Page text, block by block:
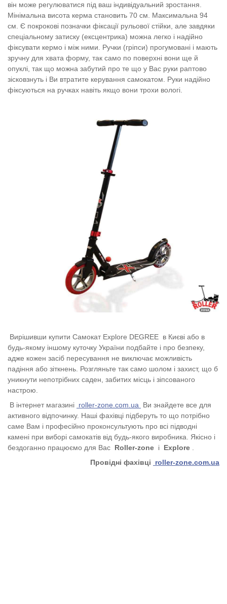
він може регулюватися під ваш індивідуальний зростання.
Мінімальна висота керма становить 70 см. Максимальна 94
см. Є покрокові позначки фіксації рульової стійки, але завдяки
спеціальному затиску (ексцентрика) можна легко і надійно
фіксувати кермо і між ними. Ручки (гріпси) прогумовані і мають
зручну для хвата форму, так само по поверхні вони ще й
опуклі, так що можна забутий про те що у Вас руки раптово
зісковзнуть і Ви втратите керування самокатом. Руки надійно
фіксуються на ручках навіть якщо вони трохи вологі.
Вирішивши купити Самокат Explore DEGREE в Києві або в
будь-якому іншому куточку України подбайте і про безпеку,
адже кожен засіб пересування не виключає можливість
падіння або зіткнень. Розгляньте так само шолом і захист, що б
уникнути непотрібних саден, забитих місць і зіпсованого
настрою.
В інтернет магазині roller-zone.com.ua
Ви знайдете все для
активного відпочинку. Наші фахівці підберуть то що потрібно
саме Вам і професійно проконсультують про всі підводні
камені при виборі самокатів від будь-якого виробника. Якісно і
бездоганно працюємо для Вас Roller-zone і Explore
Провідні фахівці
roller-zone.com.ua